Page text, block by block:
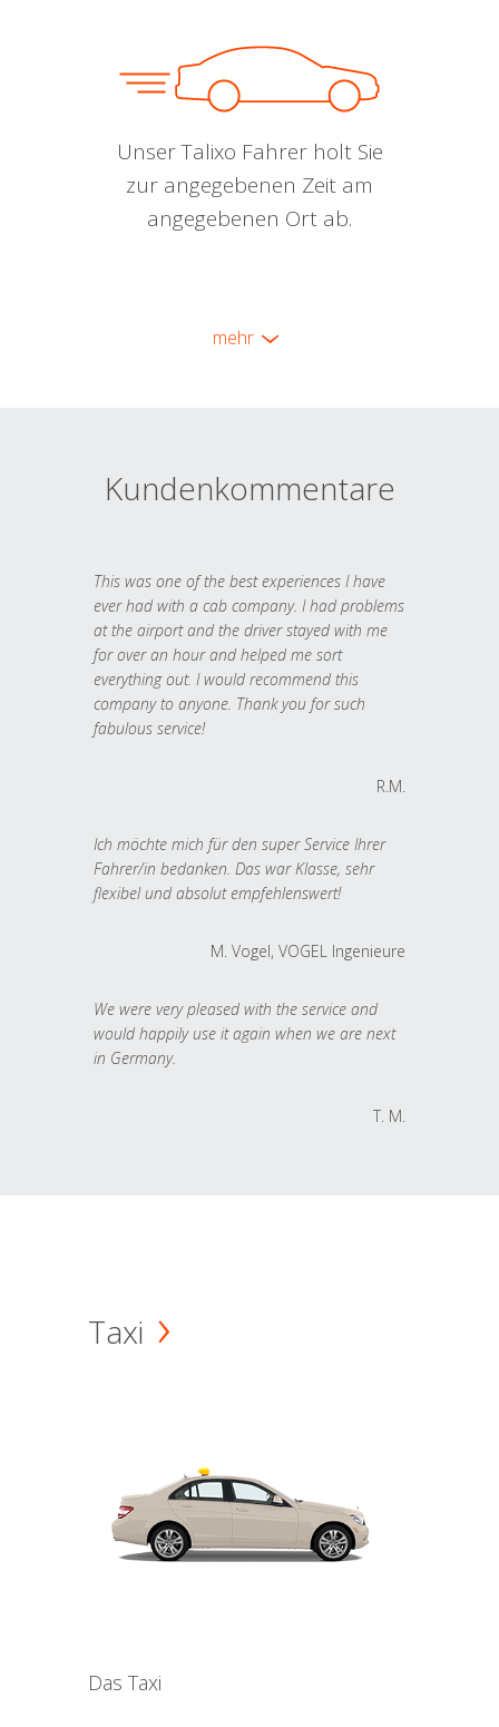
Unser Talixo Fahrer holt Sie
zur angegebenen Zeit am
angegebenen Ort ab.
mehr
Kundenkommentare
This was one of the best experiences I have
ever had with a cab company. I had problems
at the airport and the driver stayed with me
for over an hour and helped me sort
everything out. I would recommend this
company to anyone. Thank you for such
fabulous service!
R.M.
Ich möchte mich für den super Service Ihrer
Fahrer/in bedanken. Das war Klasse, sehr
flexibel und absolut empfehlenswert!
M. Vogel, VOGEL Ingenieure
We were very pleased with the service and
would happily use it again when we are next
in Germany.
T. M.
Taxi
Das Taxi